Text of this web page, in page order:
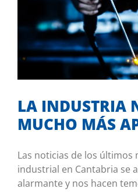
LA INDUSTRIA
Tribuna
LA INDUSTRIA
MUCHO MÁS
Las noticias de los últimos
industrial en Cantabria se
alarmante y nos hacen